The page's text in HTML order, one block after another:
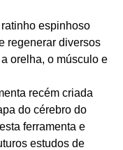
espinhoso
regenerar diversos
orelha, o músculo e
recém criada
do cérebro do
ferramenta e
estudos de